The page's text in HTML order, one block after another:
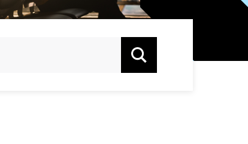
Zoeken